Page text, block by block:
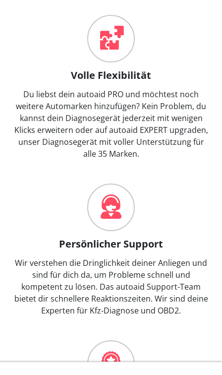
Volle Flexibilität
Du liebst dein autoaid PRO und möchtest noch
weitere Automarken hinzufügen? Kein Problem, du
kannst dein Diagnosegerät jederzeit mit wenigen
Klicks erweitern oder auf autoaid EXPERT upgraden,
unser Diagnosegerät mit voller Unterstützung für
alle 35 Marken.
Persönlicher Support
Wir verstehen die Dringlichkeit deiner Anliegen und
sind für dich da, um Probleme schnell und
kompetent zu lösen. Das autoaid Support-Team
bietet dir schnellere Reaktionszeiten. Wir sind deine
Experten für Kfz-Diagnose und OBD2.